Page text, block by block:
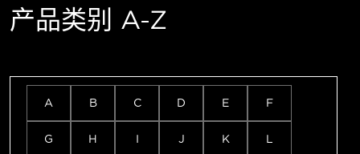
产品类别 A-Z
A B C D E F
G H I J K L